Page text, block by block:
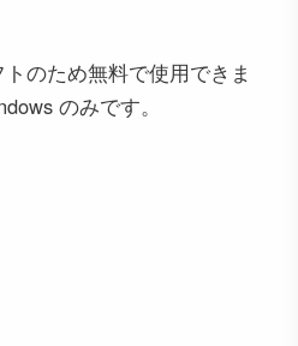
のため無料で使用できま
のみです。